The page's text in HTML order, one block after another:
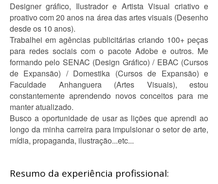
Designer gráfico, Ilustrador e Artista Visual criativo e
proativo com 20 anos na área das artes visuais (Desenho
desde os 10 anos).
Trabalhei em agências publicitárias criando 100+ peças
para redes sociais com o pacote Adobe e outros. Me
formando pelo SENAC (Design Gráfico) / EBAC (Cursos
de Expansão) / Domestika (Cursos de Expansão) e
Faculdade Anhanguera (Artes Visuais), estou
constantemente aprendendo novos conceitos para me
manter atualizado.
Busco a oportunidade de usar as lições que aprendi ao
longo da minha carreira para impulsionar o setor de arte,
mídia, propaganda, ilustração...etc...
Resumo da experiência profissional: